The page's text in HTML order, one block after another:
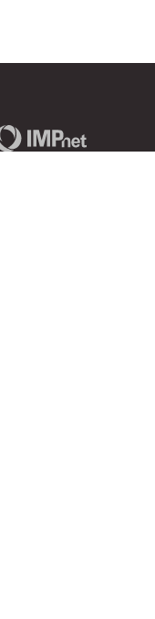
ceremony. This really
The rooms run out of